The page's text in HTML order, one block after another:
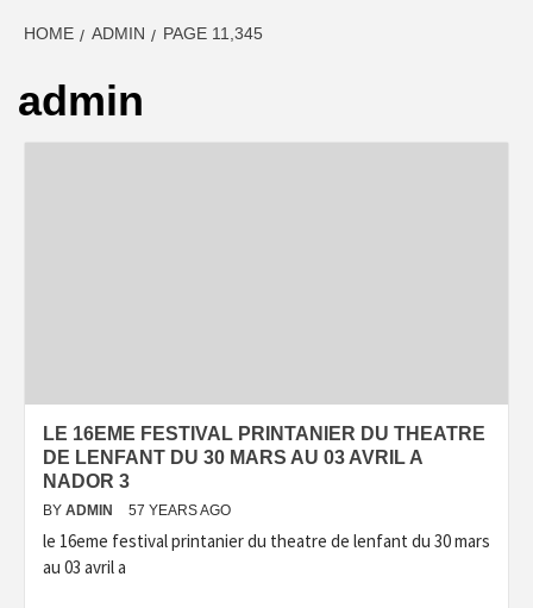
HOME ADMIN PAGE 11,345
admin
LE 16EME FESTIVAL PRINTANIER DU THEATRE
DE LENFANT DU 30 MARS AU 03 AVRIL A
NADOR 3
BY ADMIN 57 YEARS AGO
le 16eme festival printanier du theatre de lenfant du 30 mars
au 03 avril a